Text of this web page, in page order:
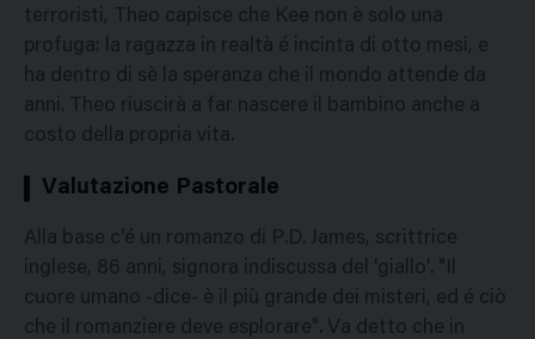
terroristi, Theo capisce che Kee non è solo una
profuga: la ragazza in realtà é incinta di otto mesi, e
ha dentro di sè la speranza che il mondo attende da
anni. Theo riuscirà a far nascere il bambino anche a
costo della propria vita.
Valutazione Pastorale
Alla base c'é un romanzo di P.D. James, scrittrice
inglese, 86 anni, signora indiscussa del 'giallo'. "Il
cuore umano -dice- è il più grande dei misteri, ed é ciò
che il romanziere deve esplorare". Va detto che in